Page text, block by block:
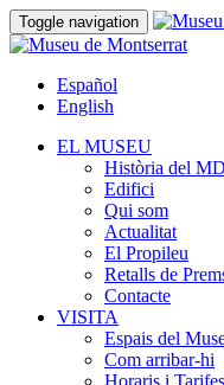
Toggle navigation
Español
English
EL MUSEU
Història del
Edifici
Qui som
Actualitat
El Propileu
Retalls de
Contacte
VISITA
Espais del
Com arribar-hi
Horaris i Tarifes